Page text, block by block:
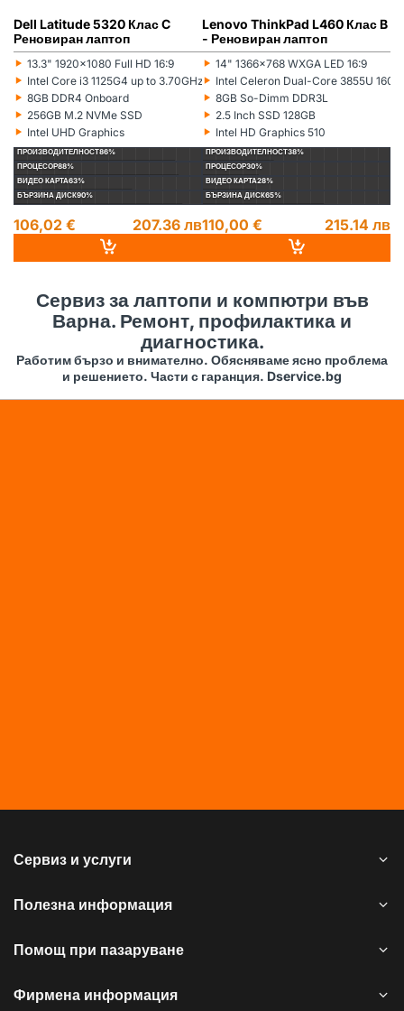
Dell Latitude 5320 Клас C
Реновиран лаптоп
‣
Монитор:
13.3" 1920x1080 Full HD 16:9
‣
Процесор:
Intel Core i3 1125G4 up to 3.70GHz 8MB
‣
Рам памет:
8GB DDR4 Onboard
‣
Хард диск:
256GB M.2 NVMe SSD
‣
Видеокарта:
Intel UHD Graphics
ПРОИЗВОДИТЕЛНОСТ86%
ПРОЦЕСОР88%
ВИДЕО КАРТА63%
БЪРЗИНА ДИСК90%
106,02 € 207.36 лв
Lenovo ThinkPad L460 Клас B
- Реновиран лаптоп
‣
Монитор:
14" 1366x768 WXGA LED 16:9
‣
Процесор:
Intel Celeron Dual-Core 3855U
‣
Рам памет:
8GB So-Dimm DDR3L
‣
Хард диск:
2.5 Inch SSD 128GB
‣
Видеокарта:
Intel HD Graphics 510
ПРОИЗВОДИТЕЛНОСТ38%
ПРОЦЕСОР30%
ВИДЕО КАРТА28%
БЪРЗИНА ДИСК65%
110,00 € 215.14 лв
Сервиз за лаптопи и компютри във
Варна. Ремонт, профилактика и
диагностика.
Работим бързо и внимателно. Обясняваме ясно проблема
и решението. Части с гаранция. Dservice.bg
Сервиз и услуги
Полезна информация
Помощ при пазаруване
Фирмена информация